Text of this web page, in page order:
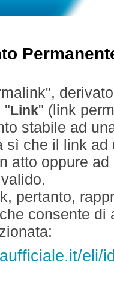
" Link" (link
stabile ad
sì che il link
atto oppure
pertanto,
consente
eli/